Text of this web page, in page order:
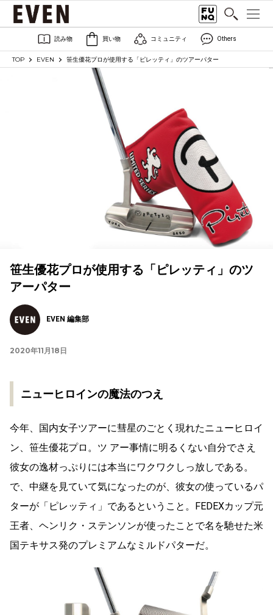
読み物 買い物 コミュニティ Others
TOP EVEN 笹生優花プロが使用する「ピレッティ」のツアーパター
笹生優花プロが使用する「ピレッティ」のツ
アーパター
EVEN 編集部
2020年11月18日
ニューヒロインの魔法のつえ
今年、国内女子ツアーに彗星のごとく現れたニューヒロイ
ン、笹生優花プロ。ツ アー事情に明るくない自分でさえ
彼女の逸材っぷりには本当にワクワクしっ放しである。
で、中継を見ていて気になったのが、彼女の使っているパ
ターが「ピレッティ」であるということ。FEDEXカップ元
王者、ヘンリク・ステンソンが使ったことで名を馳せた米
国テキサス発のプレミアムなミルドパターだ。